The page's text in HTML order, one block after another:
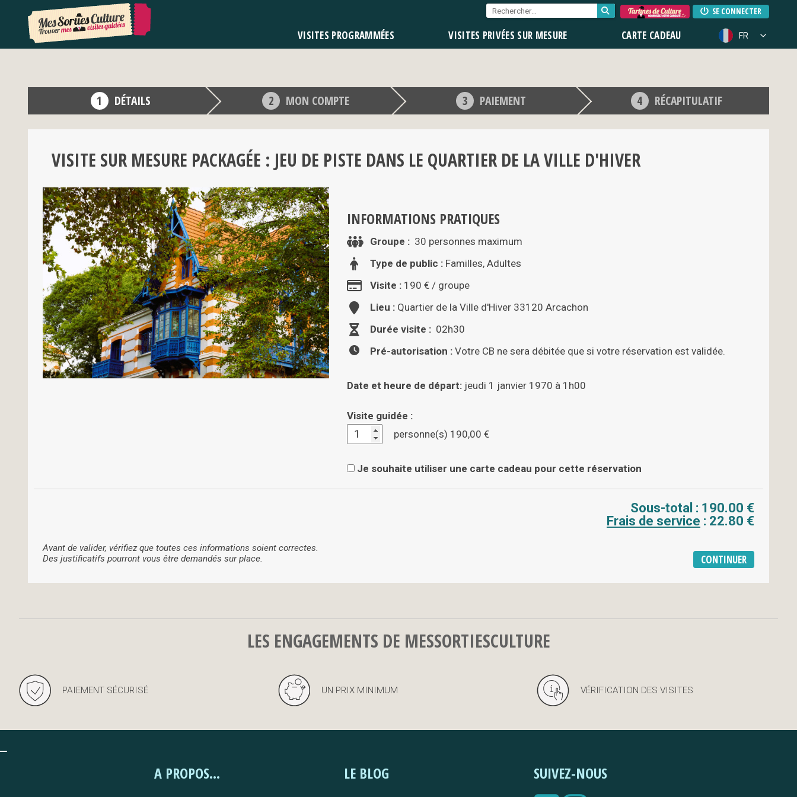
SE CONNECTER
VISITES PROGRAMMÉES VISITES PRIVÉES SUR MESURE CARTE CADEAU FR
DÉTAILS MON COMPTE PAIEMENT RÉCAPITULATIF
VISITE SUR MESURE PACKAGÉE : JEU DE PISTE DANS LE QUARTIER DE LA VILLE D'HIVER
INFORMATIONS PRATIQUES
Groupe : 30 personnes maximum
Type de public :Familles, Adultes
Visite : 190 € / groupe
Lieu : Quartier de la Ville d'Hiver 33120 Arcachon
Durée visite : 02h30
Pré-autorisation : Votre CB ne sera débitée que si votre réservation est validée.
Date et heure de départ:jeudi 1 janvier 1970 à 1h00
Visite guidée :
personne(s) 190,00 €
Je souhaite utiliser une carte cadeau pour cette réservation
Avant de valider, vérifiez que toutes ces informations soient correctes.
Des justificatifs pourront vous être demandés sur place.
Sous-total : 190.00 €
Frais de service : 22.80 €
LES ENGAGEMENTS DE MESSORTIESCULTURE
PAIEMENT SÉCURISÉ UN PRIX MINIMUM VÉRIFICATION DES VISITES
A PROPOS... LE BLOG SUIVEZ-NOUS